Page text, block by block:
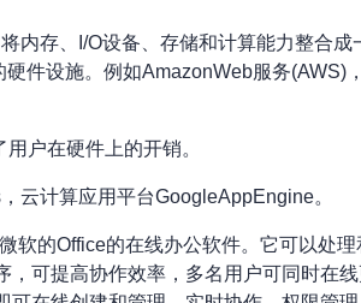
内存、I/O设备、存储和计算能力整合
件设施。例如AmazonWeb服务(AWS)
户在硬件上的开销。
云计算应用平台GoogleAppEngine。
的Office的在线办公软件。它可以处
可提高协作效率，多名用户可同时在